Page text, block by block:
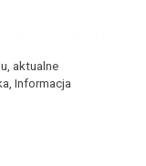
aktualne
Informacja